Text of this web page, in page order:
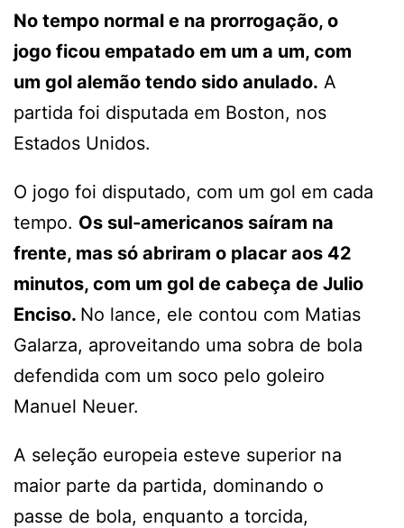
No tempo normal e na prorrogação, o
jogo ficou empatado em um a um, com
um gol alemão tendo sido anulado. A
partida foi disputada em Boston, nos
Estados Unidos.
O jogo foi disputado, com um gol em cada
tempo. Os sul-americanos saíram na
frente, mas só abriram o placar aos 42
minutos, com um gol de cabeça de Julio
Enciso. No lance, ele contou com Matias
Galarza, aproveitando uma sobra de bola
defendida com um soco pelo goleiro
Manuel Neuer.
A seleção europeia esteve superior na
maior parte da partida, dominando o
passe de bola, enquanto a torcida,